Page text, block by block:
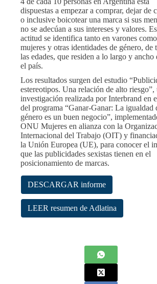
dispuestas a empezar a comprar, dejar de
o inclusive boicotear una marca si sus
no se adecúan a sus intereses y valores.
actitud se identifica tanto en varones
mujeres y otras identidades de género, de
las edades, que residen a lo largo y ancho
el país.
Los resultados surgen del estudio
estereotipos. Una relación de alto riesgo”,
investigación realizada por Interbrand en
del programa “Ganar-Ganar: La igualdad
género es un buen negocio”,
ONU Mujeres en alianza con la
Internacional del Trabajo (OIT) y
la Unión Europea (UE), para conocer el
que las publicidades sexistas tienen en el
posicionamiento de marcas.
DESCARGAR informe
LEER resumen de Adlatina